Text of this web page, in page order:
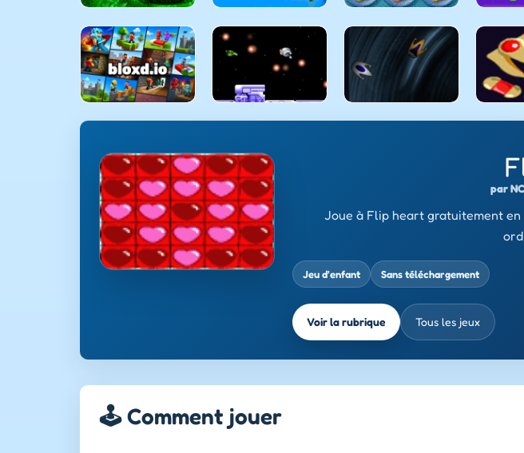
par
Joue à Flip heart gratuitement
Jeu d’enfant Sans téléchargement
Voir la rubrique Tous les jeux
🕹️ Comment jouer